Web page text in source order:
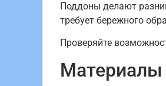
Поддоны делают
требует бережного
Проверяйте
Материалы